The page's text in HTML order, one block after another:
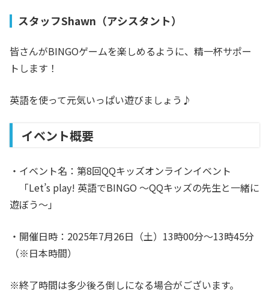
スタッフShawn（アシスタント）
皆さんがBINGOゲームを楽しめるように、精一杯サポー
トします！
英語を使って元気いっぱい遊びましょう♪
イベント概要
・イベント名：第8回QQキッズオンラインイベント
「Let’s play! 英語でBINGO 〜QQキッズの先生と一緒に
遊ぼう〜 」
・開催日時：2025年7月26日（土）13時00分〜13時45分
（※日本時間）
※終了時間は多少後ろ倒しになる場合がございます。